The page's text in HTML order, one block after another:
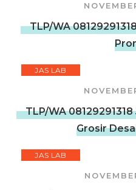
TLP/WA
JAS LAB
TLP/WA
Grosir
JAS LAB